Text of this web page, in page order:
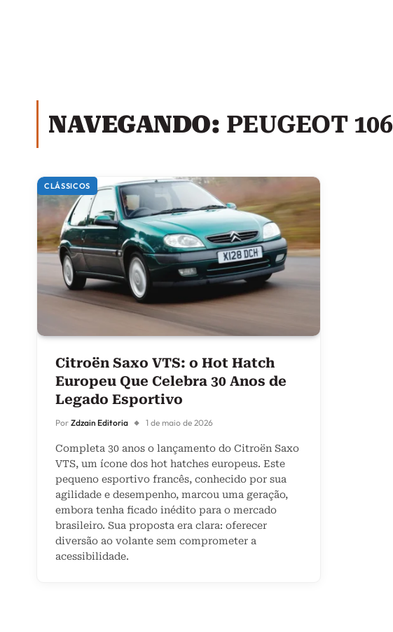
NAVEGANDO: PEUGEOT 106
CLÁSSICOS
Citroën Saxo VTS: o Hot Hatch
Europeu Que Celebra 30 Anos de
Legado Esportivo
Por Zdzain Editoria 1 de maio de 2026
Completa 30 anos o lançamento do Citroën Saxo
VTS, um ícone dos hot hatches europeus. Este
pequeno esportivo francês, conhecido por sua
agilidade e desempenho, marcou uma geração,
embora tenha ficado inédito para o mercado
brasileiro. Sua proposta era clara: oferecer
diversão ao volante sem comprometer a
acessibilidade.